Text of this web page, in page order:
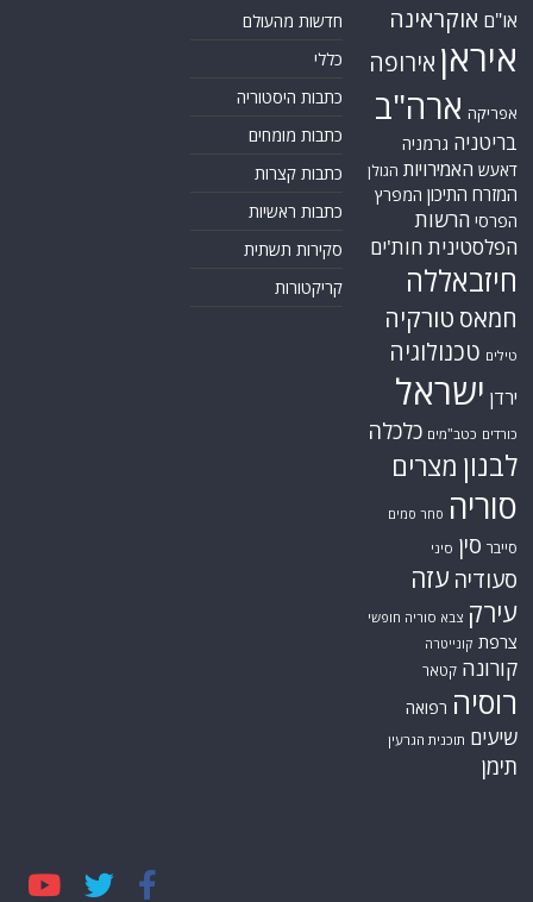
או"ם אוקראינה
איראן אירופה
אפריקה ארה"ב
בריטניה גרמניה
דאעש האמירויות הגולן
המזרח התיכון המפרץ
הפרסי הרשות
הפלסטינית חות'ים
חיזבאללה
חמאס טורקיה
טילים טכנולוגיה
ירדן ישראל
כורדים כטב"מים כלכלה
לבנון מצרים
סוריה סחר סמים
סייבר סין סיני
סעודיה עזה
עירק צבא סוריה חופשי
צרפת קונייטרה
קורונה קטאר
רוסיה רפואה
שיעים תוכנית הגרעין
תימן
חדשות מהעולם
כללי
כתבות היסטוריה
כתבות מומחים
כתבות קצרות
כתבות ראשיות
סקירות תשתית
קריקטורות